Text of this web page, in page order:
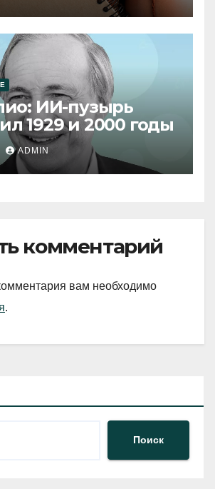
ИИ-пузырь
1929 и 2000 годы
ADMIN
комментарий
вам необходимо
.
Поиск